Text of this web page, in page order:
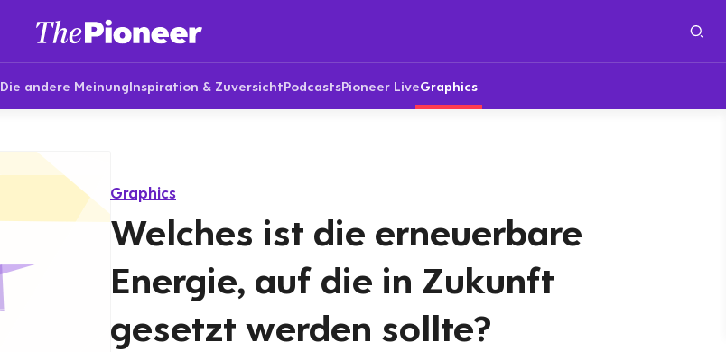
Die andere MeinungInspiration & ZuversichtPodcastsPioneer LiveGraphics
Graphics
Welches ist die erneuerbare
Energie, auf die in Zukunft
gesetzt werden sollte?